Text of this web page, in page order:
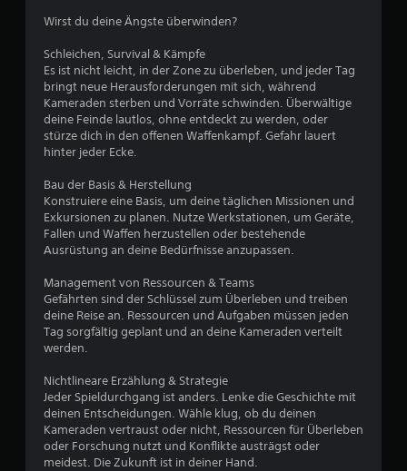
u
n
g
n
Wirst du deine Ängste überwinden?
Schleichen, Survival & Kämpfe
Es ist nicht leicht, in der Zone zu überleben, und jeder Tag
bringt neue Herausforderungen mit sich, während
Kameraden sterben und Vorräte schwinden. Überwältige
deine Feinde lautlos, ohne entdeckt zu werden, oder
stürze dich in den offenen Waffenkampf. Gefahr lauert
hinter jeder Ecke.
Bau der Basis & Herstellung
Konstruiere eine Basis, um deine täglichen Missionen und
Exkursionen zu planen. Nutze Werkstationen, um Geräte,
Fallen und Waffen herzustellen oder bestehende
Ausrüstung an deine Bedürfnisse anzupassen.
Management von Ressourcen & Teams
Gefährten sind der Schlüssel zum Überleben und treiben
deine Reise an. Ressourcen und Aufgaben müssen jeden
Tag sorgfältig geplant und an deine Kameraden verteilt
werden.
Nichtlineare Erzählung & Strategie
Jeder Spieldurchgang ist anders. Lenke die Geschichte mit
deinen Entscheidungen. Wähle klug, ob du deinen
Kameraden vertraust oder nicht, Ressourcen für Überleben
oder Forschung nutzt und Konflikte austrägst oder
meidest. Die Zukunft ist in deiner Hand.